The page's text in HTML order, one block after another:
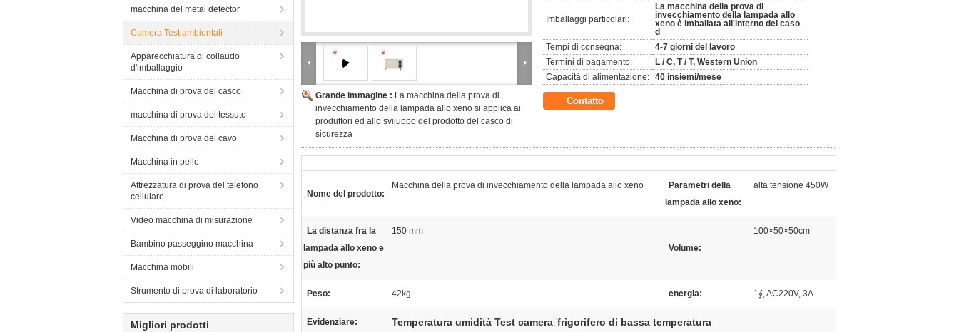
macchina del metal detector
Camera Test ambientali
Apparecchiatura di collaudo
d'imballaggio
Macchina di prova del casco
macchina di prova del tessuto
Macchina di prova del cavo
Macchina in pelle
Attrezzatura di prova del telefono
cellulare
Video macchina di misurazione
Bambino passeggino macchina
Macchina mobili
Strumento di prova di laboratorio
Migliori prodotti
Grande immagine : La macchina della prova di
invecchiamento della lampada allo xeno si applica ai
produttori ed allo sviluppo del prodotto del casco di
sicurezza
Imballaggi particolari:
La macchina della prova di
invecchiamento della lampada allo
xeno è imballata all'interno del caso
d
Tempi di consegna:
4-7 giorni del lavoro
Termini di pagamento:
L / C, T / T, Western Union
Capacità di alimentazione: 40 insiemi/mese
Contatto
Nome del prodotto:
Macchina della prova di invecchiamento della lampada allo xeno
Parametri della
lampada allo xeno:
alta tensione 450W
La distanza fra la
lampada allo xeno e
più alto punto:
150 mm
Volume:
100×50×50cm
Peso: 42kg energia: 1∮, AC220V, 3A
Evidenziare: Temperatura umidità Test camera, frigorifero di bassa temperatura